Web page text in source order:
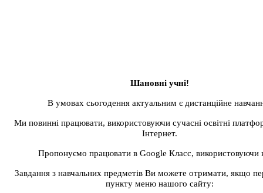
Шановні учні!
В умовах сьогодення актуальним є дистанційне
Ми повинні працювати, використовуючи сучасні освітні
Інтернет.
Пропонуємо працювати в Google Класс, використовуючи
Завдання з навчальних предметів Ви можете отримати, якщо
пункту меню нашого сайту: